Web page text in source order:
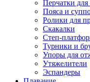
Перчатки для
Пояса и
Ролики для
Скакалки
Степ-
Турники и
Упоры для
Утяжелители
Эспандеры